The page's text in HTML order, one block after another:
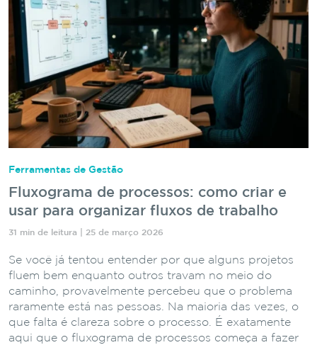
Ferramentas de Gestão
Fluxograma de processos: como criar e
usar para organizar fluxos de trabalho
31 min de leitura | 25 de março 2026
Se você já tentou entender por que alguns projetos
fluem bem enquanto outros travam no meio do
caminho, provavelmente percebeu que o problema
raramente está nas pessoas. Na maioria das vezes, o
que falta é clareza sobre o processo. É exatamente
aqui que o fluxograma de processos começa a fazer